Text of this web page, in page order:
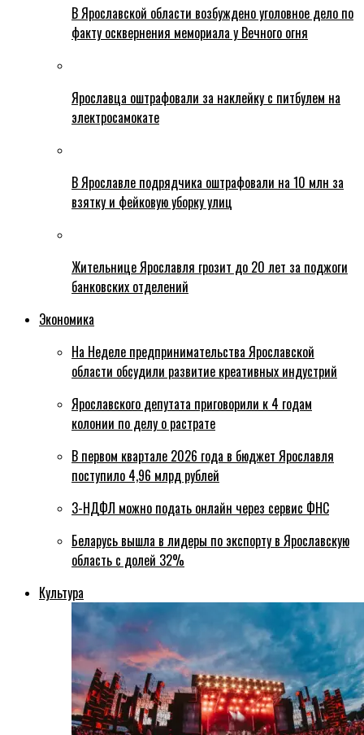
В Ярославской области возбуждено уголовное дело по
факту осквернения мемориала у Вечного огня
Ярославца оштрафовали за наклейку с питбулем на
электросамокате
В Ярославле подрядчика оштрафовали на 10 млн за
взятку и фейковую уборку улиц
Жительнице Ярославля грозит до 20 лет за поджоги
банковских отделений
Экономика
На Неделе предпринимательства Ярославской
области обсудили развитие креативных индустрий
Ярославского депутата приговорили к 4 годам
колонии по делу о растрате
В первом квартале 2026 года в бюджет Ярославля
поступило 4,96 млрд рублей
3-НДФЛ можно подать онлайн через сервис ФНС
Беларусь вышла в лидеры по экспорту в Ярославскую
область с долей 32%
Культура